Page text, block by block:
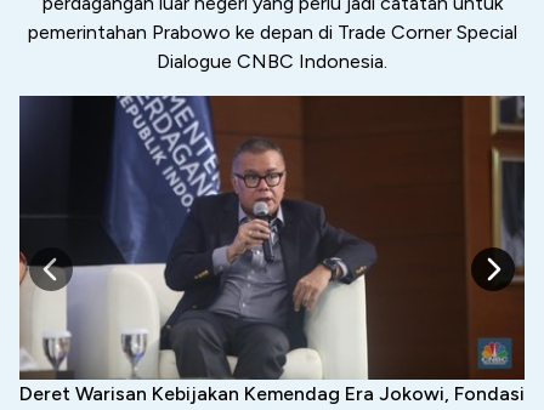
pemerintahan Prabowo ke depan di Trade Corner Special
Dialogue CNBC Indonesia.
Deret Warisan Kebijakan Kemendag Era Jokowi, Fondasi